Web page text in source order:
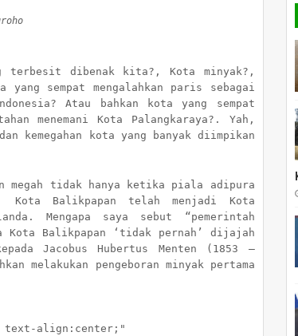
terbesit dibenak kita?, Kota minyak?,
sempat mengalahkan paris sebagai
Atau bahkan kota yang sempat
menemani Kota Palangkaraya?. Yah,
kemegahan kota yang banyak diimpikan
megah tidak hanya ketika piala adipura
Kota Balikpapan telah menjadi Kota
Mengapa saya sebut “pemerintah
Kota Balikpapan ‘tidak pernah’ dijajah
Jacobus Hubertus Menten (1853 –
melakukan pengeboran minyak pertama
align:center;"